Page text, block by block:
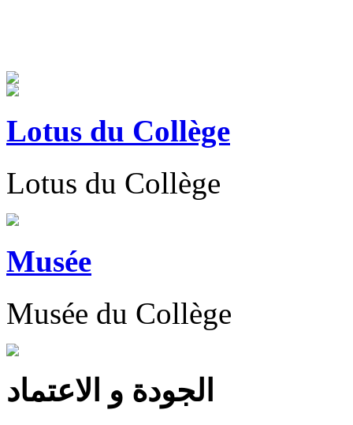
Lotus du Collège
Lotus du Collège
Musée
Musée du Collège
الجودة و الاعتماد